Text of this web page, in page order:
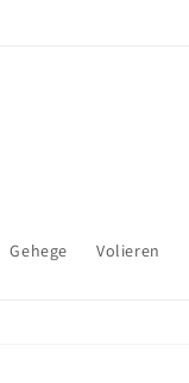
Gehege Volieren